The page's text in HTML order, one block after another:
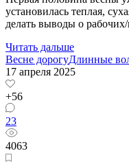
установилась теплая,
делать выводы о
Читать дальше
Весне дорогуДлинные
17 апреля 2025
+56
23
4063